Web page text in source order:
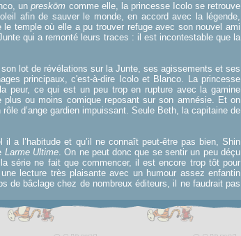
unpresköm comme elle, la princesse Icolo se retrouve
afin de sauver le monde, en accord avec la légende,
temple où elle a pu trouver refuge avec son nouvel ami
qui a remonté leurs traces : il est incontestable que la
lot de révélations sur la Junte, ses agissements et ses
principaux, c'est-à-dire Icolo et Blanco. La princesse
peur, ce qui est un peu trop en rupture avec la gamine
ou moins comique reposant sur son amnésie. Et on
d’ange gardien impuissant. Seule Beth, la capitaine de
a l’habitude et qu’il ne connaît peut-être pas bien, Shin
Larme Ultime. On ne peut donc que se sentir un peu déçu
série ne fait que commencer, il est encore trop tôt pour
lecture très plaisante avec un humour assez enfantin
de bâclage chez de nombreux éditeurs, il ne faudrait pas